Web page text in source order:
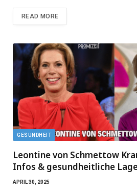
READ MORE
GESUNDHEIT
Leontine von Schmettow
Infos & gesundheitliche
APRIL 30, 2025